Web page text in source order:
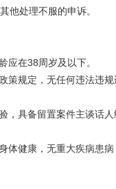
他处理不服的申诉。
在38周岁及以下。
规定，无任何违法违规
，具备留置案件主谈话人
体健康，无重大疾病患病